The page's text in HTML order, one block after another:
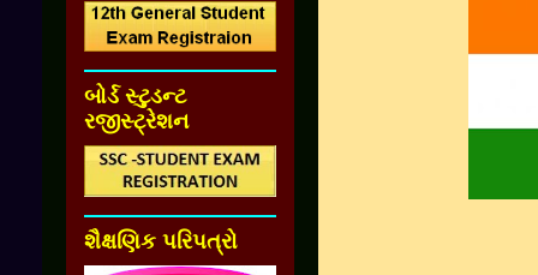
બોર્ડ સ્ટુડન્ટ
રજીસ્ટ્રેશન
શૈક્ષણિક પરિપત્રો